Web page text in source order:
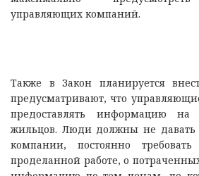
управляющих компаний.
Также в Закон планируется
предусматривают, что
предоставлять информацию
жильцов. Люди должны не давать
компании, постоянно
проделанной работе, о